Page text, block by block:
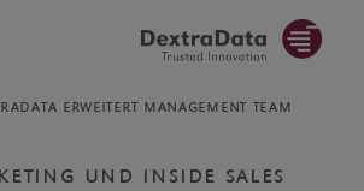
erweitert management team
und inside sales